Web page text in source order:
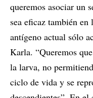
queremos asociar un
sea eficaz también
antígeno actual sólo
Karla. “Queremos
la larva, no
ciclo de vida y se